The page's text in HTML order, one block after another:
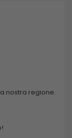
nostra regione.